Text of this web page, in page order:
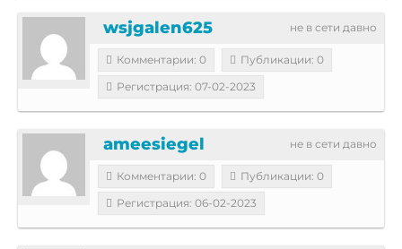
не в сети давно
wsjgalen625
Комментарии: 0
Публикации: 0
Регистрация: 07-02-2023
не в сети давно
ameesiegel
Комментарии: 0
Публикации: 0
Регистрация: 06-02-2023